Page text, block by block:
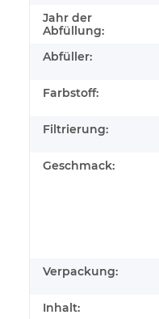
Jahr der
Abfüllung:
Abfüller:
Farbstoff:
Filtrierung:
Geschmack:
Verpackung:
Inhalt: